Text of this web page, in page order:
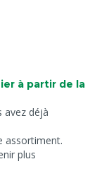
à partir de la
avez déjà
assortiment.
plus